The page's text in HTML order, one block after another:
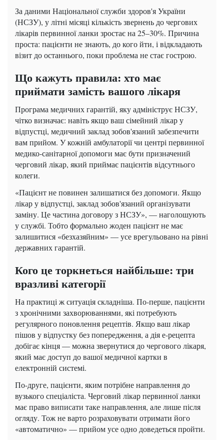
За даними Національної служби здоров'я України
(НСЗУ), у літні місяці кількість звернень до чергових
лікарів первинної ланки зростає на 25–30%. Причина
проста: пацієнти не знають, до кого йти, і відкладають
візит до останнього, поки проблема не стає гострою.
Що кажуть правила: хто має
приймати замість вашого лікаря
Програма медичних гарантій, яку адмініструє НСЗУ,
чітко визначає: навіть якщо ваш сімейний лікар у
відпустці, медичний заклад зобов'язаний забезпечити
вам прийом. У кожній амбулаторії чи центрі первинної
медико-санітарної допомоги має бути призначений
черговий лікар, який приймає пацієнтів відсутнього
колеги.
«Пацієнт не повинен залишатися без допомоги. Якщо
лікар у відпустці, заклад зобов'язаний організувати
заміну. Це частина договору з НСЗУ», — наголошують
у службі. Тобто формально жоден пацієнт не має
залишитися «безхазяйним» — усе врегульовано на рівні
державних гарантій.
Кого це торкнеться найбільше: три
вразливі категорії
На практиці ж ситуація складніша. По-перше, пацієнти
з хронічними захворюваннями, які потребують
регулярного поновлення рецептів. Якщо ваш лікар
пішов у відпустку без попередження, а дія е-рецепта
добігає кінця — можна звернутися до чергового лікаря,
який має доступ до вашої медичної картки в
електронній системі.
По-друге, пацієнти, яким потрібне направлення до
вузького спеціаліста. Черговий лікар первинної ланки
має право виписати таке направлення, але лише після
огляду. Тож не варто розраховувати отримати його
«автоматично» — прийом усе одно доведеться пройти.